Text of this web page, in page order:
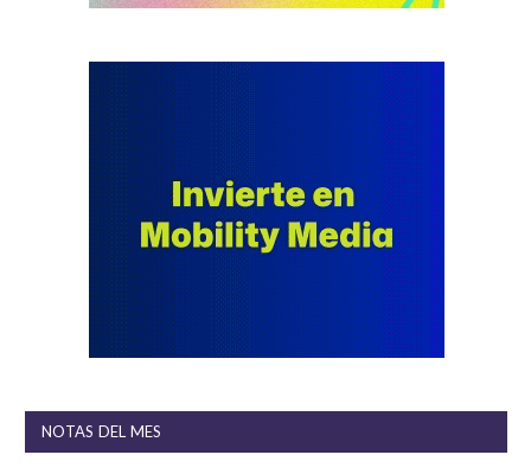
NOTAS DEL MES